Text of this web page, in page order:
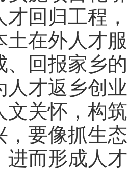
才回归工程
土在外人才
、回报家乡
人才返乡创
关怀，构
，要像抓生
进而形成人